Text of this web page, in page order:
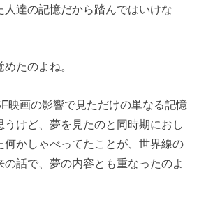
人達の記憶だから踏んではいけな
たのよね。
映画の影響で見ただけの単なる記憶
うけど、夢を見たのと同時期におし
何かしゃべってたことが、世界線の
の話で、夢の内容とも重なったのよ